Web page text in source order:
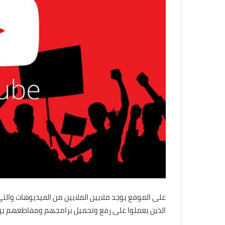
على الموقع يوجد ملايين الملايين من الفيديوهات
الذين يعملوا على رفع وتحميل برامجهم ومقاطعهم